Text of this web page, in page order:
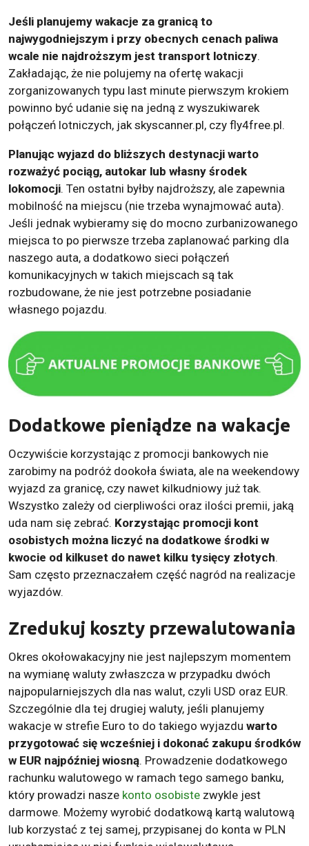
Jeśli planujemy wakacje za granicą to
najwygodniejszym i przy obecnych cenach paliwa
wcale nie najdroższym jest transport lotniczy.
Zakładając, że nie polujemy na ofertę wakacji
zorganizowanych typu last minute pierwszym krokiem
powinno być udanie się na jedną z wyszukiwarek
połączeń lotniczych, jak skyscanner.pl, czy fly4free.pl.
Planując wyjazd do bliższych destynacji warto
rozważyć pociąg, autokar lub własny środek
lokomocji. Ten ostatni byłby najdroższy, ale zapewnia
mobilność na miejscu (nie trzeba wynajmować auta).
Jeśli jednak wybieramy się do mocno zurbanizowanego
miejsca to po pierwsze trzeba zaplanować parking dla
naszego auta, a dodatkowo sieci połączeń
komunikacyjnych w takich miejscach są tak
rozbudowane, że nie jest potrzebne posiadanie
własnego pojazdu.
Dodatkowe pieniądze na wakacje
Oczywiście korzystając z promocji bankowych nie
zarobimy na podróż dookoła świata, ale na weekendowy
wyjazd za granicę, czy nawet kilkudniowy już tak.
Wszystko zależy od cierpliwości oraz ilości premii, jaką
uda nam się zebrać. Korzystając promocji kont
osobistych można liczyć na dodatkowe środki w
kwocie od kilkuset do nawet kilku tysięcy złotych.
Sam często przeznaczałem część nagród na realizacje
wyjazdów.
Zredukuj koszty przewalutowania
Okres okołowakacyjny nie jest najlepszym momentem
na wymianę waluty zwłaszcza w przypadku dwóch
najpopularniejszych dla nas walut, czyli USD oraz EUR.
Szczególnie dla tej drugiej waluty, jeśli planujemy
wakacje w strefie Euro to do takiego wyjazdu warto
przygotować się wcześniej i dokonać zakupu środków
w EUR najpóźniej wiosną. Prowadzenie dodatkowego
rachunku walutowego w ramach tego samego banku,
który prowadzi nasze konto osobiste zwykle jest
darmowe. Możemy wyrobić dodatkową kartą walutową
lub korzystać z tej samej, przypisanej do konta w PLN